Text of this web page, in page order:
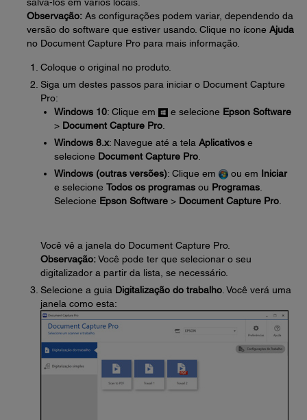
Observação: As configurações podem variar, dependendo da
versão do software que estiver usando. Clique no ícone Ajuda
no Document Capture Pro para mais informação.
Coloque o original no produto.
Siga um destes passos para iniciar o Document Capture
Pro:
Windows 10: Clique em e selecione Epson Software
> Document Capture Pro
Windows 8.x: Navegue até a tela Aplicativos e
selecione Document Capture Pro
Windows (outras versões): Clique em ou em Iniciar
e selecione Todos os programas ou Programas
Selecione Epson Software > Document Capture Pro
Você vê a janela do Document Capture Pro.
Observação:Você pode ter que selecionar o seu
digitalizador a partir da lista, se necessário.
Selecione a guia Digitalização do trabalho . Você verá uma
janela como esta: